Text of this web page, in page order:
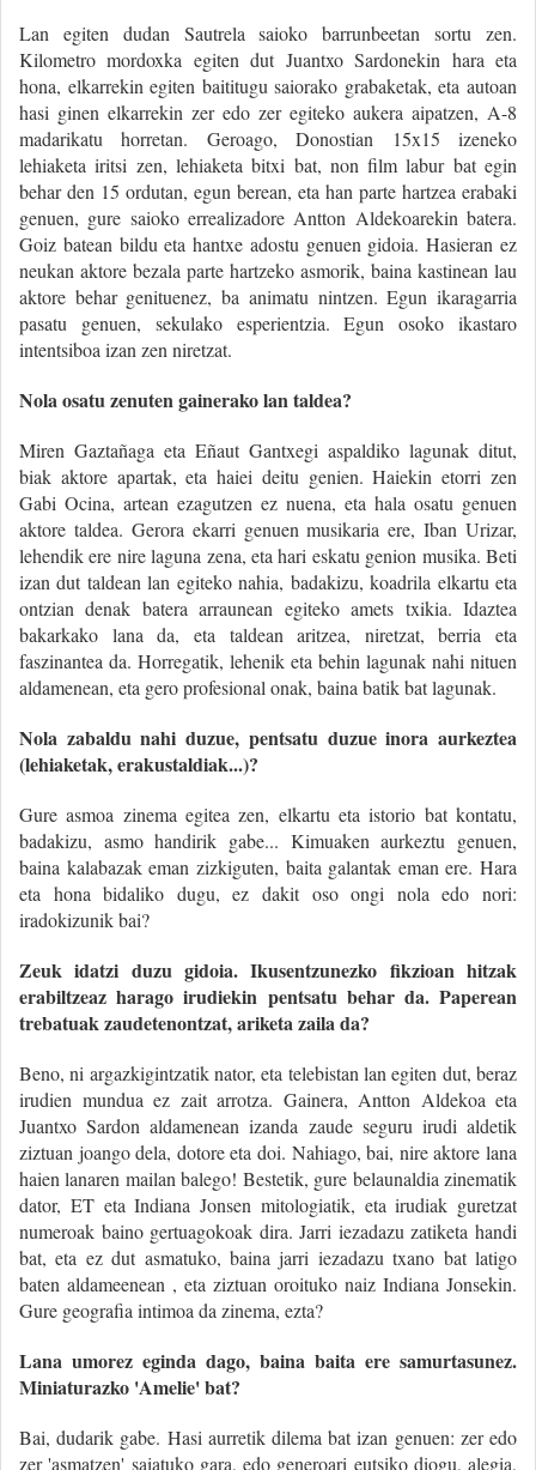
Lan egiten dudan Sautrela saioko barrunbeetan sortu zen.
Kilometro mordoxka egiten dut Juantxo Sardonekin hara eta
hona, elkarrekin egiten baititugu saiorako grabaketak, eta autoan
hasi ginen elkarrekin zer edo zer egiteko aukera aipatzen, A-8
madarikatu horretan. Geroago, Donostian 15x15 izeneko
lehiaketa iritsi zen, lehiaketa bitxi bat, non film labur bat egin
behar den 15 ordutan, egun berean, eta han parte hartzea erabaki
genuen, gure saioko errealizadore Antton Aldekoarekin batera.
Goiz batean bildu eta hantxe adostu genuen gidoia. Hasieran ez
neukan aktore bezala parte hartzeko asmorik, baina kastinean lau
aktore behar genituenez, ba animatu nintzen. Egun ikaragarria
pasatu genuen, sekulako esperientzia. Egun osoko ikastaro
intentsiboa izan zen niretzat.
Nola osatu zenuten gainerako lan taldea?
Miren Gaztañaga eta Eñaut Gantxegi aspaldiko lagunak ditut,
biak aktore apartak, eta haiei deitu genien. Haiekin etorri zen
Gabi Ocina, artean ezagutzen ez nuena, eta hala osatu genuen
aktore taldea. Gerora ekarri genuen musikaria ere, Iban Urizar,
lehendik ere nire laguna zena, eta hari eskatu genion musika. Beti
izan dut taldean lan egiteko nahia, badakizu, koadrila elkartu eta
ontzian denak batera arraunean egiteko amets txikia. Idaztea
bakarkako lana da, eta taldean aritzea, niretzat, berria eta
faszinantea da. Horregatik, lehenik eta behin lagunak nahi nituen
aldamenean, eta gero profesional onak, baina batik bat lagunak.
Nola zabaldu nahi duzue, pentsatu duzue inora aurkeztea
(lehiaketak, erakustaldiak...)?
Gure asmoa zinema egitea zen, elkartu eta istorio bat kontatu,
badakizu, asmo handirik gabe... Kimuaken aurkeztu genuen,
baina kalabazak eman zizkiguten, baita galantak eman ere. Hara
eta hona bidaliko dugu, ez dakit oso ongi nola edo nori:
iradokizunik bai?
Zeuk idatzi duzu gidoia. Ikusentzunezko fikzioan hitzak
erabiltzeaz harago irudiekin pentsatu behar da. Paperean
trebatuak zaudetenontzat, ariketa zaila da?
Beno, ni argazkigintzatik nator, eta telebistan lan egiten dut, beraz
irudien mundua ez zait arrotza. Gainera, Antton Aldekoa eta
Juantxo Sardon aldamenean izanda zaude seguru irudi aldetik
ziztuan joango dela, dotore eta doi. Nahiago, bai, nire aktore lana
haien lanaren mailan balego! Bestetik, gure belaunaldia zinematik
dator, ET eta Indiana Jonsen mitologiatik, eta irudiak guretzat
numeroak baino gertuagokoak dira. Jarri iezadazu zatiketa handi
bat, eta ez dut asmatuko, baina jarri iezadazu txano bat latigo
baten aldameenean , eta ziztuan oroituko naiz Indiana Jonsekin.
Gure geografia intimoa da zinema, ezta?
Lana umorez eginda dago, baina baita ere samurtasunez.
Miniaturazko 'Amelie' bat?
Bai, dudarik gabe. Hasi aurretik dilema bat izan genuen: zer edo
zer 'asmatzen' saiatuko gara, edo generoari eutsiko diogu, alegia,